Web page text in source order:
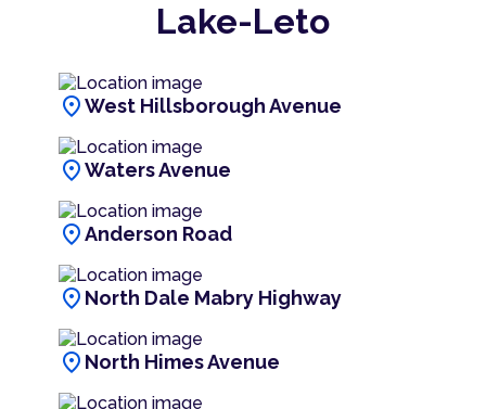
Lake-Leto
location_onWest Hillsborough Avenue
location_onWaters Avenue
location_onAnderson Road
location_on North Dale Mabry Highway
location_on North Himes Avenue